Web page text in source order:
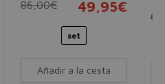
86,00€ 49,95€
set
Añadir a la cesta